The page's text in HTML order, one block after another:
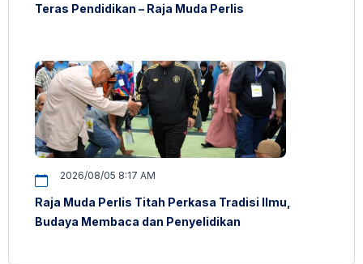
Teras Pendidikan – Raja Muda Perlis
2026/08/05 8:17 AM
Raja Muda Perlis Titah Perkasa Tradisi Ilmu,
Budaya Membaca dan Penyelidikan